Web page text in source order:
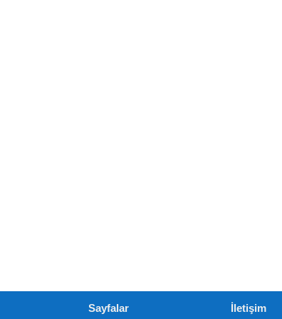
Sayfalar İletişim